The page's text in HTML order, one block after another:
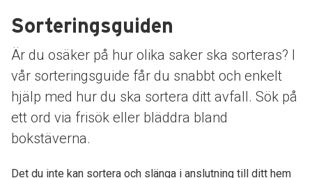
Sorteringsguiden
Är du osäker på hur olika saker ska sorteras? I
vår sorteringsguide får du snabbt och enkelt
hjälp med hur du ska sortera ditt avfall. Sök på
ett ord via frisök eller bläddra bland
bokstäverna.
Det du inte kan sortera och slänga i anslutning till ditt hem